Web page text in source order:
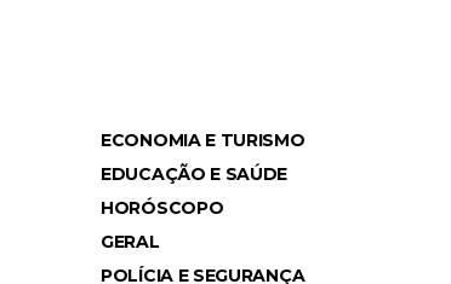
ECONOMIA E TURISMO
EDUCAÇÃO E SAÚDE
HORÓSCOPO
GERAL
POLÍCIA E SEGURANÇA